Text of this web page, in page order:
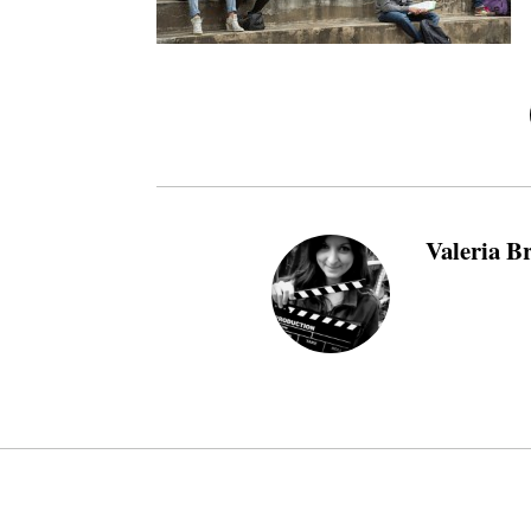
Valeria